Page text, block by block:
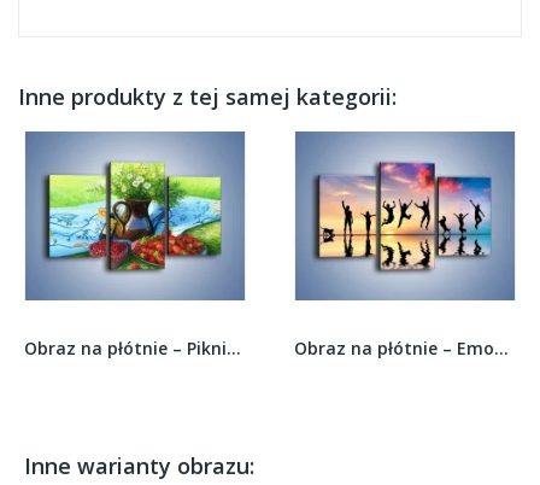
Inne produkty z tej samej kategorii:
Obraz na płótnie – Piknik w środku lata –... Obraz na płótnie – Emocje wyrażone ruchem –...
Inne warianty obrazu: